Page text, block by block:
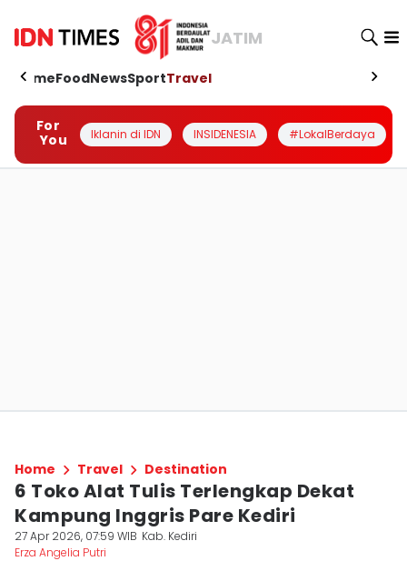
JATIM
HomeFoodNewsSportTravel
For
You
Iklanin di IDN INSIDENESIA #LokalBerdaya
Home Travel Destination
6 Toko Alat Tulis Terlengkap Dekat
Kampung Inggris Pare Kediri
27 Apr 2026, 07:59 WIB Kab. Kediri
Erza Angelia Putri